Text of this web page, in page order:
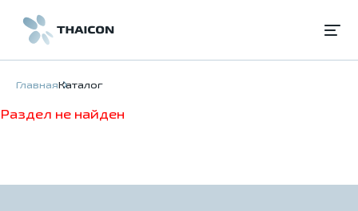
ГлавнаяКаталог
Раздел не найден